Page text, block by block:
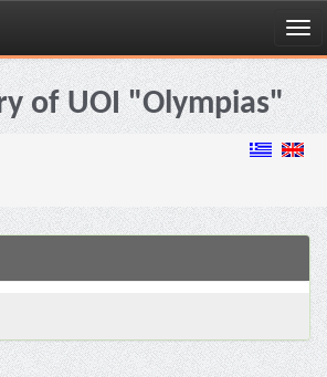
of UOI "Olympias"